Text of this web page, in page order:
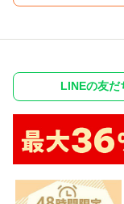
LINEの友だ